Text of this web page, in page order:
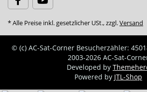
* Alle Preise inkl. gesetzlicher USt., zzgl.Versand
© (c) AC-Sat-Corner Besucherzähler:
2003-2026 AC-Sat-
Developed by
Powered by JTL-Shop